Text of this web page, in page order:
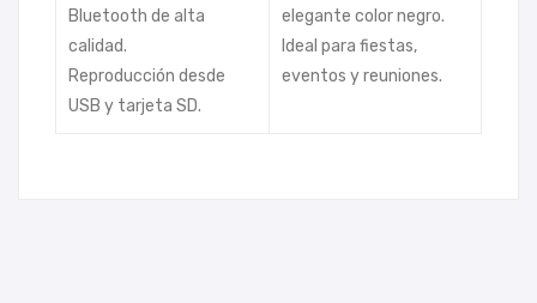
Bluetooth de alta
calidad.
Reproducción desde
USB y tarjeta SD.
elegante color negro.
Ideal para fiestas,
eventos y reuniones.